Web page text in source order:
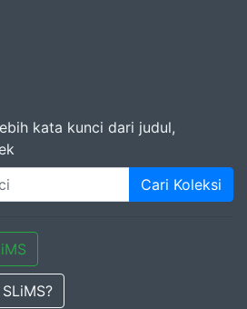
kata kunci dari judul,
Cari Koleksi